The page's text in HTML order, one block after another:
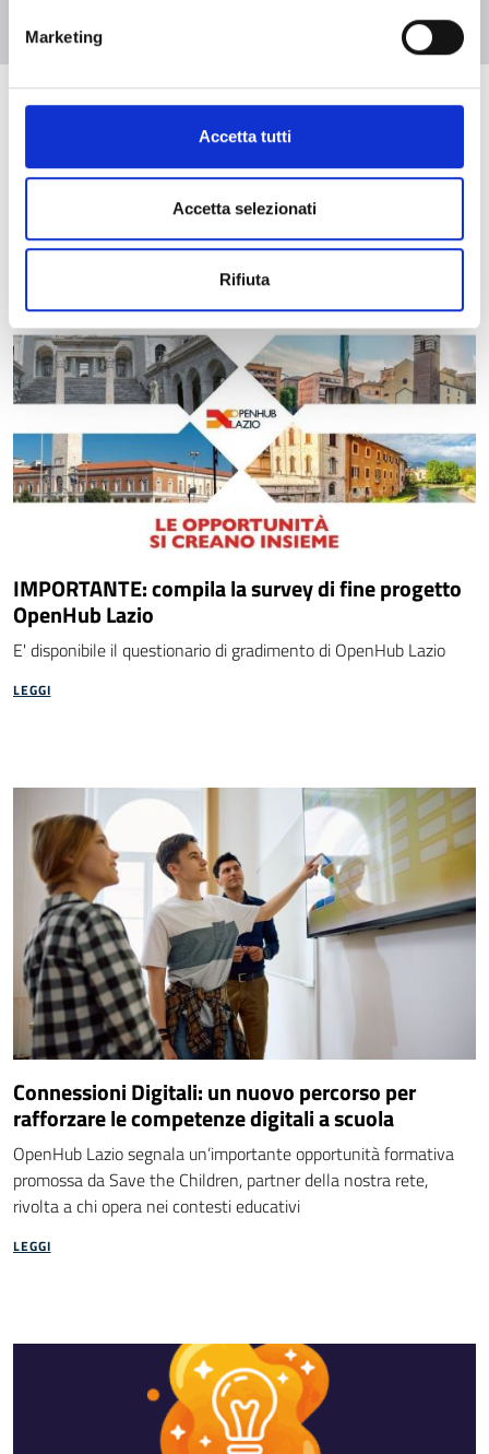
Marketing
Accetta tutti
Accetta selezionati
Rifiuta
TUTTE LE NOTIZIE
accedi alla piattaforma
IMPORTANTE: compila la survey di fine progetto
OpenHub Lazio
E' disponibile il questionario di gradimento di OpenHub Lazio
LEGGI
Connessioni Digitali: un nuovo percorso per
rafforzare le competenze digitali a scuola
OpenHub Lazio segnala un’importante opportunità formativa
promossa da Save the Children, partner della nostra rete,
rivolta a chi opera nei contesti educativi
LEGGI